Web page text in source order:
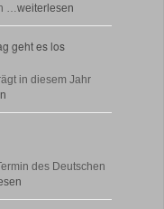
…weiterlesen
geht es los
in diesem Jahr
des Deutschen